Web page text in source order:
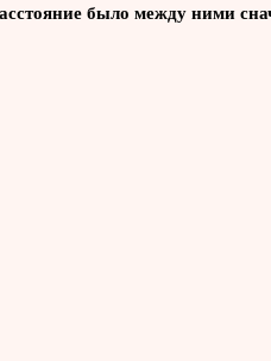
было между ними